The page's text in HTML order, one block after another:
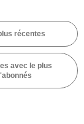
récentes
avec le plus